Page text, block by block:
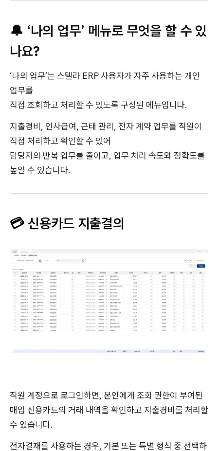
🔔 ‘나의 업무’ 메뉴로 무엇을 할 수 있
나요?
‘나의 업무’는 스텔라 ERP 사용자가 자주 사용하는 개인
업무를
직접 조회하고 처리할 수 있도록 구성된 메뉴입니다.
지출경비, 인사급여, 근태 관리, 전자 계약 업무를 직원이
직접 처리하고 확인할 수 있어
담당자의 반복 업무를 줄이고, 업무 처리 속도와 정확도를
높일 수 있습니다.
💳 신용카드 지출결의
직원 계정으로 로그인하면, 본인에게 조회 권한이 부여된
매입 신용카드의 거래 내역을 확인하고 지출경비를 처리할
수 있습니다.
전자결재를 사용하는 경우, 기본 또는 특별 형식 중 선택하